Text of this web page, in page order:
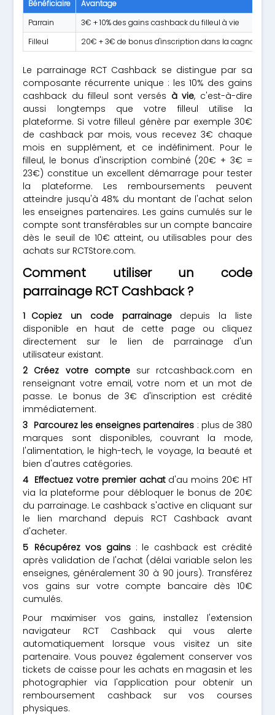
Bénéficiaire Avantage
Parrain
3€ + 10% des gains cashback du filleul à vie
Filleul
20€ + 3€ de bonus d'inscription dans la cagnotte
Le parrainage RCT Cashback se distingue par sa
composante récurrente unique : les 10% des gains
cashback du filleul sont versés à vie, c'est-à-dire
aussi longtemps que votre filleul utilise la
plateforme. Si votre filleul génère par exemple 30€
de cashback par mois, vous recevez 3€ chaque
mois en supplément, et ce indéfiniment. Pour le
filleul, le bonus d'inscription combiné (20€ + 3€ =
23€) constitue un excellent démarrage pour tester
la plateforme. Les remboursements peuvent
atteindre jusqu'à 48% du montant de l'achat selon
les enseignes partenaires. Les gains cumulés sur le
compte sont transférables sur un compte bancaire
dès le seuil de 10€ atteint, ou utilisables pour des
achats sur RCTStore.com.
Comment utiliser un code
parrainage RCT Cashback ?
Copiez un code parrainagedepuis la liste
disponible en haut de cette page ou cliquez
directement sur le lien de parrainage d'un
utilisateur existant.
Créez votre comptesur rctcashback.com en
renseignant votre email, votre nom et un mot de
passe. Le bonus de 3€ d'inscription est crédité
immédiatement.
Parcourez les enseignes partenaires : plus de 380
marques sont disponibles, couvrant la mode,
l'alimentation, le high-tech, le voyage, la beauté et
bien d'autres catégories.
Effectuez votre premier achatd'au moins 20€ HT
via la plateforme pour débloquer le bonus de 20€
du parrainage. Le cashback s'active en cliquant sur
le lien marchand depuis RCT Cashback avant
d'acheter.
Récupérez vos gains: le cashback est crédité
après validation de l'achat (délai variable selon les
enseignes, généralement 30 à 90 jours). Transférez
vos gains sur votre compte bancaire dès 10€
cumulés.
Pour maximiser vos gains, installez l'extension
navigateur RCT Cashback qui vous alerte
automatiquement lorsque vous visitez un site
partenaire. Vous pouvez également conserver vos
tickets de caisse pour les achats en magasin et les
photographier via l'application pour obtenir un
remboursement cashback sur vos courses
physiques.